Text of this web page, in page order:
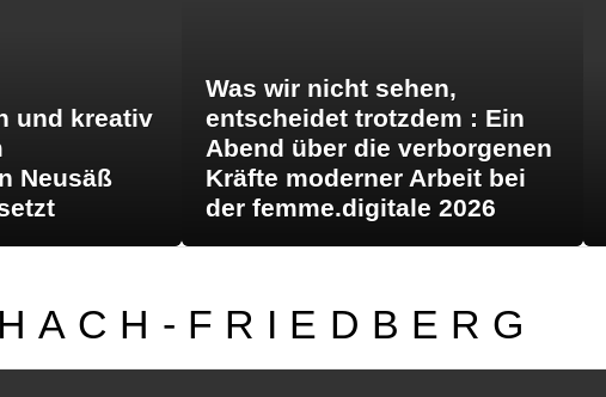
und kreativ
Neusäß
Was wir nicht sehen,
entscheidet trotzdem : Ein
Abend über die verborgenen
Kräfte moderner Arbeit bei
der femme.digitale 2026
FRIEDBERG